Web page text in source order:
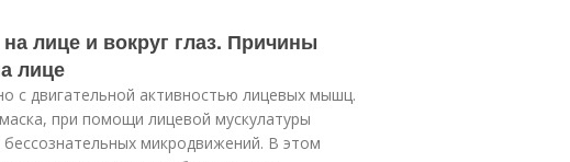
лице и вокруг глаз. Причины
лице
с двигательной активностью лицевых мышц.
при помощи лицевой мускулатуры
микродвижений. В этом